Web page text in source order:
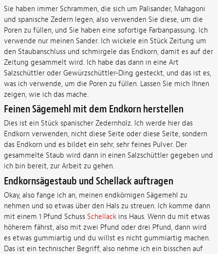
Sie haben immer Schrammen, die sich um Palisander, Mahagoni
und spanische Zedern legen, also verwenden Sie diese, um die
Poren zu füllen, und Sie haben eine sofortige Farbanpassung. Ich
verwende nur meinen Sander. Ich wickele ein Stück Zeitung um
den Staubanschluss und schmirgele das Endkorn, damit es auf der
Zeitung gesammelt wird. Ich habe das dann in eine Art
Salzschüttler oder Gewürzschüttler-Ding gesteckt, und das ist es,
was ich verwende, um die Poren zu füllen. Lassen Sie mich Ihnen
zeigen, wie ich das mache.
Feinen Sägemehl mit dem Endkorn herstellen
Dies ist ein Stück spanischer Zedernholz. Ich werde hier das
Endkorn verwenden, nicht diese Seite oder diese Seite, sondern
das Endkorn und es bildet ein sehr, sehr feines Pulver. Der
gesammelte Staub wird dann in einen Salzschüttler gegeben und
ich bin bereit, zur Arbeit zu gehen.
Endkornsägestaub und Schellack auftragen
Okay, also fange ich an, meinen endkörnigen Sägemehl zu
nehmen und so etwas über den Hals zu streuen. Ich komme dann
mit einem 1 Pfund Schuss Schellackins Haus. Wenn du mit etwas
höherem fährst, also mit zwei Pfund oder drei Pfund, dann wird
es etwas gummiartig und du willst es nicht gummiartig machen.
Das ist ein technischer Begriff, also nehme ich ein bisschen auf